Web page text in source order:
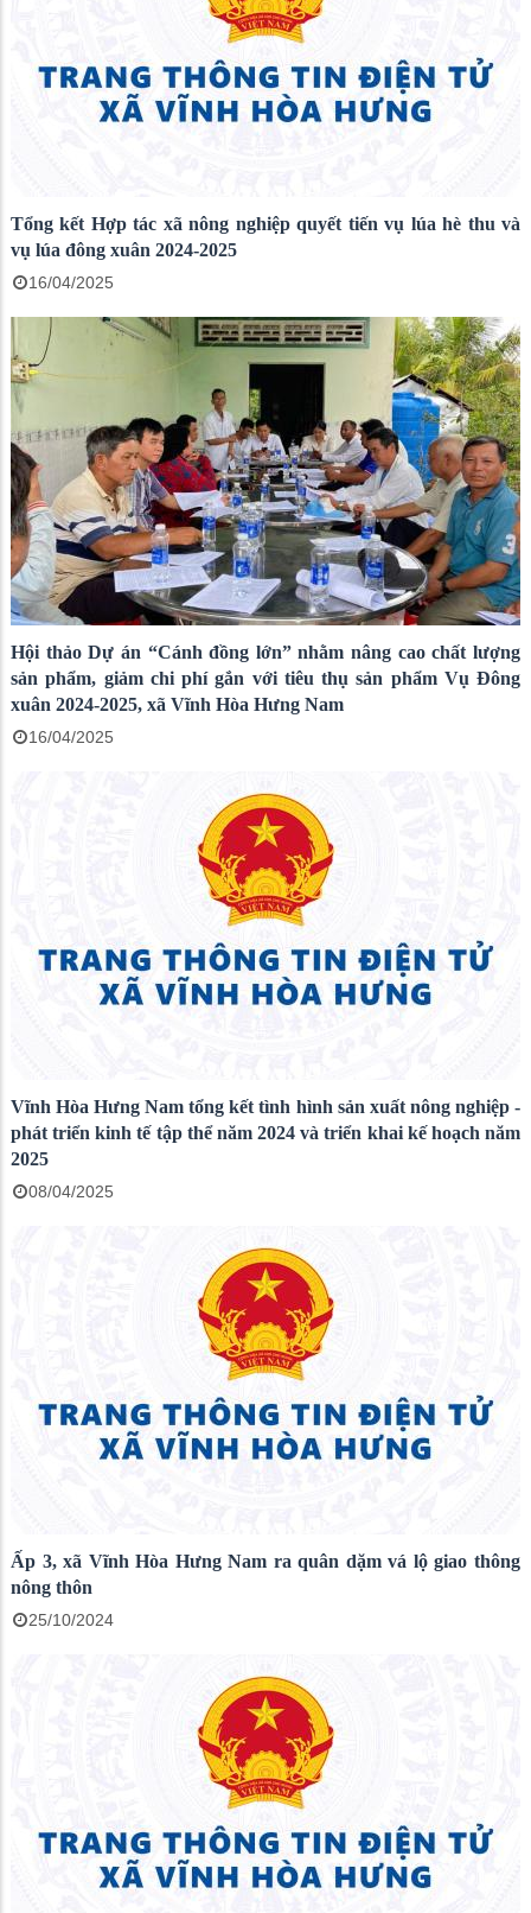
Tổng kết Hợp tác xã nông nghiệp quyết tiến vụ lúa hè thu và
vụ lúa đông xuân 2024-2025
16/04/2025
Hội thảo Dự án “Cánh đồng lớn” nhằm nâng cao chất lượng
sản phẩm, giảm chi phí gắn với tiêu thụ sản phẩm Vụ Đông
xuân 2024-2025, xã Vĩnh Hòa Hưng Nam
16/04/2025
Vĩnh Hòa Hưng Nam tổng kết tình hình sản xuất nông nghiệp -
phát triển kinh tế tập thể năm 2024 và triển khai kế hoạch năm
2025
08/04/2025
Ấp 3, xã Vĩnh Hòa Hưng Nam ra quân dặm vá lộ giao thông
nông thôn
25/10/2024